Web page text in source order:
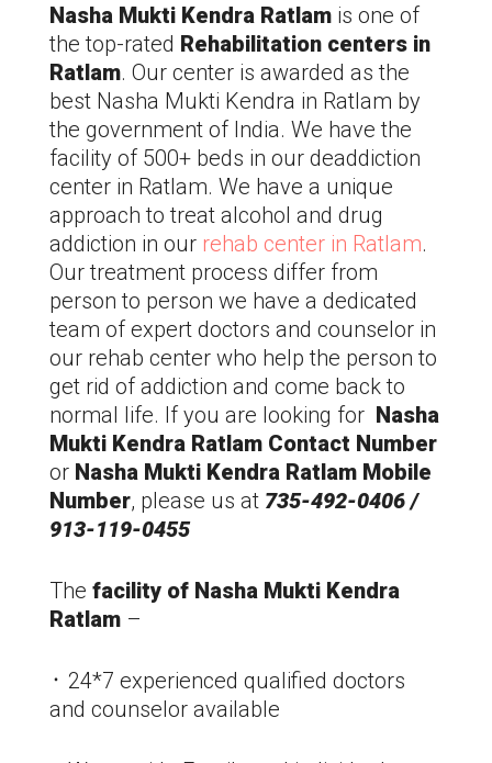
Nasha Mukti Kendra Ratlam is one of
the top-rated Rehabilitation centers in
Ratlam. Our center is awarded as the
best Nasha Mukti Kendra in Ratlam by
the government of India. We have the
facility of 500+ beds in our deaddiction
center in Ratlam. We have a unique
approach to treat alcohol and drug
addiction in our rehab center in Ratlam.
Our treatment process differ from
person to person we have a dedicated
team of expert doctors and counselor in
our rehab center who help the person to
get rid of addiction and come back to
normal life. If you are looking for Nasha
Mukti Kendra Ratlam Contact Number
or Nasha Mukti Kendra Ratlam Mobile
Number, please us at 735-492-0406 /
913-119-0455
The facility of Nasha Mukti Kendra
Ratlam –
᛫ 24*7 experienced qualified doctors
and counselor available